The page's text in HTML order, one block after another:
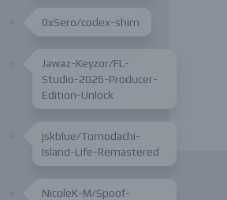
0xSero/codex-shim
Jawaz-Keyzor/FL-
Studio-2026-Producer-
Edition-Unlock
jskblue/Tomodachi-
Island-Life-Remastered
NicoleK-M/Spoof-